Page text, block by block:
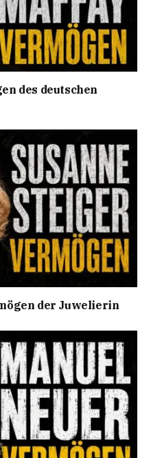
des deutschen
der Juwelierin